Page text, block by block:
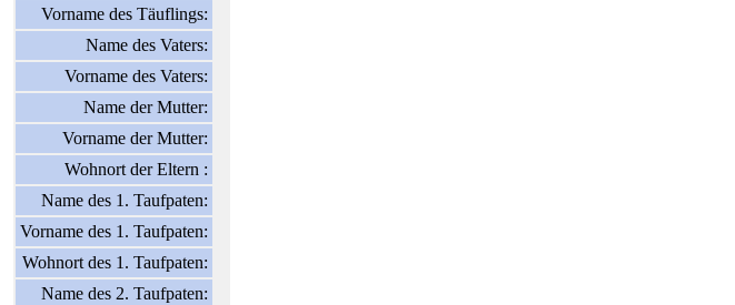
Vorname des Täuflings:
Name des Vaters:
Vorname des Vaters:
Name der Mutter:
Vorname der Mutter:
Wohnort der Eltern :
Name des 1. Taufpaten:
Vorname des 1. Taufpaten:
Wohnort des 1. Taufpaten:
Name des 2. Taufpaten: